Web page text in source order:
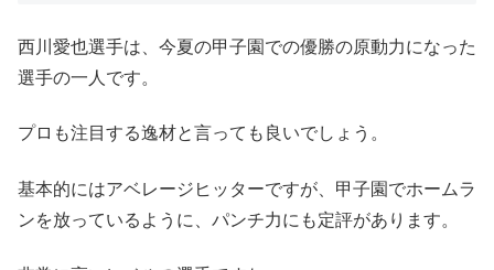
西川愛也選手は、今夏の甲子園での優勝の原動力になった
選手の一人です。
プロも注目する逸材と言っても良いでしょう。
基本的にはアベレージヒッターですが、甲子園でホームラ
ンを放っているように、パンチ力にも定評があります。